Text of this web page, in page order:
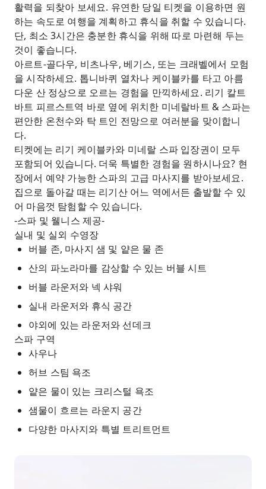
활력을 되찾아 보세요. 유연한 당일 티켓을 이용하면 원
하는 속도로 여행을 계획하고 휴식을 취할 수 있습니다.
단, 최소 3시간은 충분한 휴식을 위해 따로 마련해 두는
것이 좋습니다.
아르트-골다우, 비츠나우, 베기스, 또는 크래벨에서 모험
을 시작하세요. 톱니바퀴 열차나 케이블카를 타고 아름
다운 산 정상으로 오르는 경험을 만끽하세요. 리기 칼트
바트 피르스트역 바로 옆에 위치한 미네랄바트 & 스파는
편안한 온천수와 탁 트인 전망으로 여러분을 맞이합니
다.
티켓에는 리기 케이블카와 미네랄 스파 입장권이 모두
포함되어 있습니다. 더욱 특별한 경험을 원하시나요? 현
장에서 예약 가능한 스파의 고급 마사지를 받아보세요.
집으로 돌아갈 때는 리기산 어느 역에서든 출발할 수 있
어 마음껏 탐험할 수 있습니다.
-스파 및 웰니스 제공-
실내 및 실외 수영장
버블 존, 마사지 샘 및 얕은 물 존
산의 파노라마를 감상할 수 있는 버블 시트
버블 라운저와 넥 샤워
실내 라운저와 휴식 공간
야외에 있는 라운저와 선데크
스파 구역
사우나
허브 스팀 욕조
얕은 물이 있는 크리스털 욕조
샘물이 흐르는 라운지 공간
다양한 마사지와 특별 트리트먼트